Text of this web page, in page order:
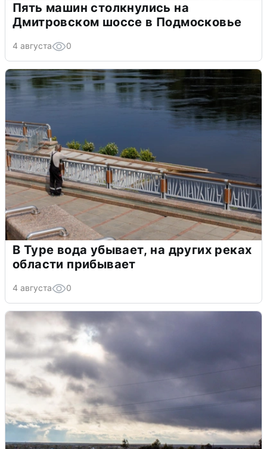
Пять машин столкнулись на
Дмитровском шоссе в Подмосковье
4 августа 0
В Туре вода убывает, на других реках
области прибывает
4 августа 0